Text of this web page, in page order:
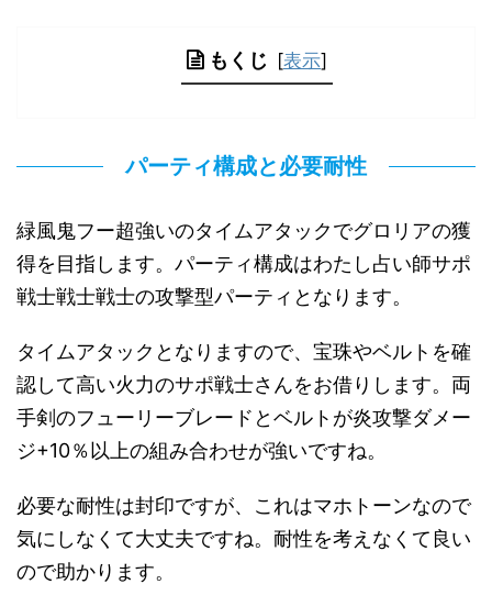
もくじ [表示]
パーティ構成と必要耐性
緑風鬼フー超強いのタイムアタックでグロリアの獲
得を目指します。パーティ構成はわたし占い師サポ
戦士戦士戦士の攻撃型パーティとなります。
タイムアタックとなりますので、宝珠やベルトを確
認して高い火力のサポ戦士さんをお借りします。両
手剣のフューリーブレードとベルトが炎攻撃ダメー
ジ+10％以上の組み合わせが強いですね。
必要な耐性は封印ですが、これはマホトーンなので
気にしなくて大丈夫ですね。耐性を考えなくて良い
ので助かります。